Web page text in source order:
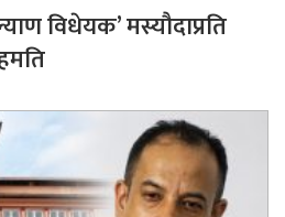
विधेयक’ मस्यौदाप्रति